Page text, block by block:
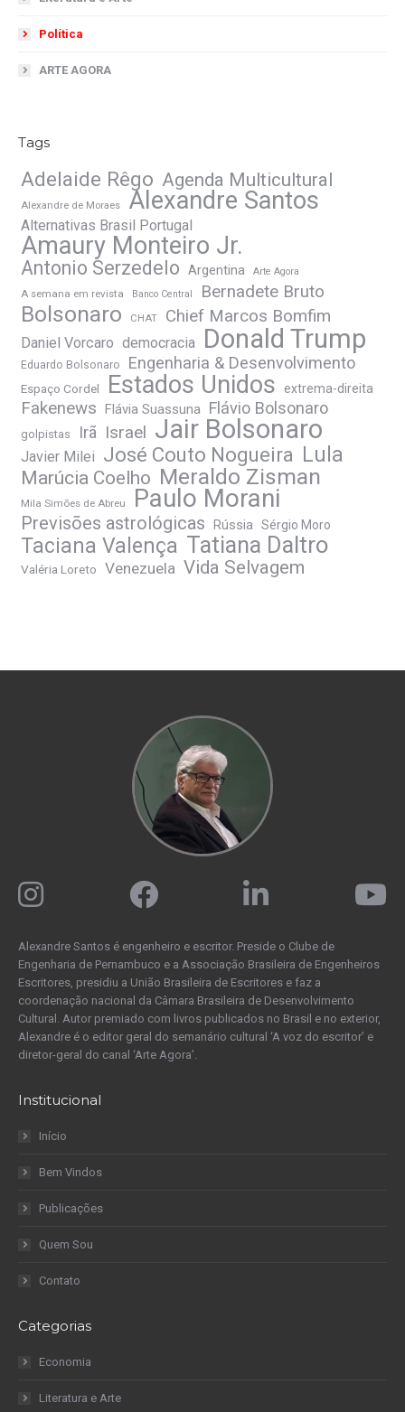
Política
ARTE AGORA
Tags
Adelaide Rêgo Agenda Multicultural
Alexandre de Moraes Alexandre Santos
Alternativas Brasil Portugal
Amaury Monteiro Jr.
Antonio Serzedelo Argentina Arte Agora
A semana em revista Banco Central Bernadete Bruto
Bolsonaro CHAT Chief Marcos Bomfim
Daniel Vorcaro democracia Donald Trump
Eduardo Bolsonaro Engenharia & Desenvolvimento
Espaço Cordel Estados Unidos extrema-direita
Fakenews Flávia Suassuna Flávio Bolsonaro
golpistas Irã Israel Jair Bolsonaro
Javier Milei José Couto Nogueira Lula
Marúcia Coelho Meraldo Zisman
Mila Simões de Abreu Paulo Morani
Previsões astrológicas Rússia Sérgio Moro
Taciana Valença Tatiana Daltro
Valéria Loreto Venezuela Vida Selvagem
Alexandre Santos é engenheiro e escritor. Preside o Clube de
Engenharia de Pernambuco e a Associação Brasileira de Engenheiros
Escritores, presidiu a União Brasileira de Escritores e faz a
coordenação nacional da Câmara Brasileira de Desenvolvimento
Cultural. Autor premiado com livros publicados no Brasil e no exterior,
Alexandre é o editor geral do semanário cultural ‘A voz do escritor’ e
diretor-geral do canal ‘Arte Agora’.
Institucional
Início
Bem Vindos
Publicações
Quem Sou
Contato
Categorias
Economia
Literatura e Arte